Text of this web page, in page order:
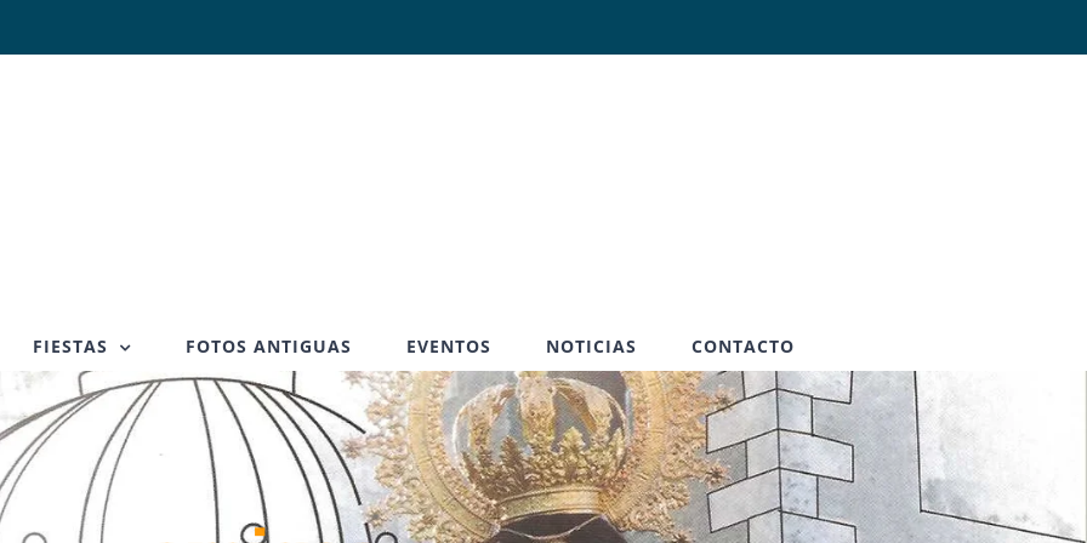
FIESTAS FOTOS ANTIGUAS EVENTOS NOTICIAS CONTACTO